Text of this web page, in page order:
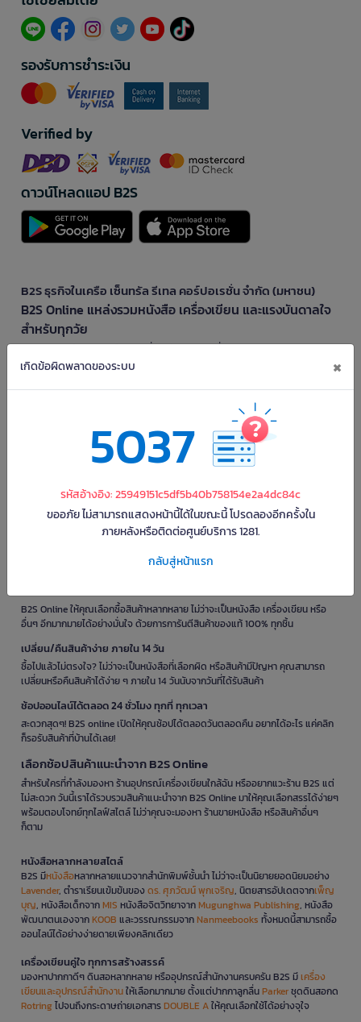
รองรับการชำระเงิน
Verified by
ดาวน์โหลดแอป B2S
B2S ธุรกิจในเครือ เซ็นทรัล รีเทล คอร์ปอเรชั่น จำกัด (มหาชน)
B2S Online แหล่งรวมหนังสือ เครื่องเขียน และแรงบันดาลใจ
สำหรับทุกวัย
B2S Online คือร้านหนังสือและเครื่องเขียนออนไลน์ที่ครบครัน ตอบโจทย์คนรักการ
อ่านและงานเขียน ให้คุณรู้สึกเหมือนมีร้านหนังสือใกล้ฉันอยู่ในมือ ช้อปง่าย ไม่ต้อง
สิทธิพิเศษที่ไม่ควรพลาด!
ทำไม B2S Online คือแหล่งช้อปปิ้งที่คุณไม่ควรพลาด
ไม่ว่าคุณจะเป็นนักเรียน นักศึกษา คนทำงาน B2S พร้อมให้คุณเลือกสินค้าคุณภาพได้
ตลอด 24 ชั่วโมง พร้อมโปรโมชั่นและสิทธิพิเศษมากมาย
ช้อปเพลินเกินคุ้ม! เพียงมียอดสั่งซื้อสินค้าขั้นต่ำที่บริษัทกำหนด รับสิทธิ์ส่งฟรีถึงบ้าน
ไม่ต้องจ่ายเพิ่ม
มั่นใจ หนังสือถึงมือปลอดภัย ด้วยบับเบิ้ล 3 ชั้น
หนังสือทุกเล่มจากบีทูเอสห่อด้วยบับเบิ้ลหนาแน่นถึง 3 ชั้น หมดกังวลเรื่องความเสีย
หายระหว่างจัดส่ง พร้อมส่งตรงถึงมือคุณในสภาพสมบูรณ์
B2S Online ให้คุณเลือกซื้อสินค้าหลากหลาย ไม่ว่าจะเป็นหนังสือ เครื่องเขียน หรือ
อื่นๆ อีกมากมายได้อย่างมั่นใจ ด้วยการการันตีสินค้าของแท้ 100% ทุกชิ้น
เปลี่ยน/คืนสินค้าง่าย ภายใน 14 วัน
ซื้อไปแล้วไม่ตรงใจ? ไม่ว่าจะเป็นหนังสือที่เลือกผิด หรือสินค้ามีปัญหา คุณสามารถ
เปลี่ยนหรือคืนสินค้าได้ง่าย ๆ ภายใน 14 วันนับจากวันที่ได้รับสินค้า
ช้อปออนไลน์ได้ตลอด 24 ชั่วโมง ทุกที่ ทุกเวลา
สะดวกสุดๆ! B2S online เปิดให้คุณช้อปได้ตลอดวันตลอดคืน อยากได้อะไร แค่คลิก
ก็รอรับสินค้าที่บ้านได้เลย!
เลือกช้อปสินค้าแนะนำจาก B2S Online
สำหรับใครที่กำลังมองหา ร้านอุปกรณ์เครื่องเขียนใกล้ฉัน หรืออยากแวะร้าน B2S แต่
ไม่สะดวก วันนี้เราได้รวบรวมสินค้าแนะนำจาก B2S Online มาให้คุณเลือกสรรได้ง่ายๆ
พร้อมตอบโจทย์ทุกไลฟ์สไตล์ ไม่ว่าคุณจะมองหา ร้านขายหนังสือ หรือสินค้าอื่นๆ
ก็ตาม
หนังสือหลากหลายสไตล์
B2S มีหนังสือหลากหลายแนวจากสำนักพิมพ์ชั้นนำ ไม่ว่าจะเป็นนิยายยอดนิยมอย่าง
Lavender, ตำราเรียนเข้มข้นของ ดร. ศุภวัฒน์ พุกเจริญ, นิตยสารอัปเดตจากเพ็ญ
บุญ, หนังสือเด็กจากMIS หนังสือจิตวิทยาจากMugunghwa Publishing, หนังสือ
พัฒนาตนเองจากKOOB และวรรณกรรมจากNanmeebooks ทั้งหมดนี้สามารถซื้อ
ออนไลน์ได้อย่างง่ายดายเพียงคลิกเดียว
เครื่องเขียนคู่ใจ ทุกการสร้างสรรค์
มองหาปากกาดีๆ ดินสอหลากหลาย หรืออุปกรณ์สำนักงานครบครัน B2S มี เครื่อง
เขียนและอุปกรณ์สำนักงานให้เลือกมากมาย ตั้งแต่ปากกาลูกลื่นParkerชุดดินสอกด
Rotringไปจนถึงกระดาษถ่ายเอกสารDOUBLE Aให้คุณเลือกใช้ได้อย่างจุใจ
เกิดข้อผิดพลาดของระบบ ×
5037
รหัสอ้างอิง: 25949151c5df5b40b758154e2a4dc84c
ขออภัย ไม่สามารถแสดงหน้านี้ได้ในขณะนี้ โปรดลองอีกครั้งใน
ภายหลังหรือติดต่อศูนย์บริการ 1281.
กลับสู่หน้าแรก